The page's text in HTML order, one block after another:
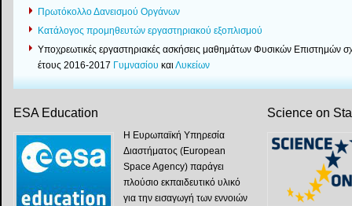
Πρωτόκολλο Δανεισμού Οργάνων
Κατάλογος προμηθευτών εργαστηριακού εξοπλισμού
Yποχρεωτικές εργαστηριακές ασκήσεις μαθημάτων Φυσικών Επιστημών
έτους 2016-2017 Γυμνασίου και Λυκείων
ESA Education
Η Ευρωπαϊκή Υπηρεσία
Διαστήματος (European
Space Agency) παράγει
πλούσιο εκπαιδευτικό υλικό
για την εισαγωγή των εννοιών
Science on